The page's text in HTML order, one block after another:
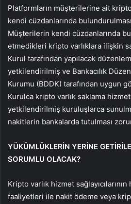
Platformların müşterilerine ait
kendi cüzdanlarında
Müşterilerin kendi cüzdanlarında
etmedikleri kripto varlıklara ilişkin
Kurul tarafından yapılacak
yetkilendirilmiş ve Bankacılık
Kurumu (BDDK) tarafından uygun
Kurulca kripto varlık saklama
yetkilendirilmiş kuruluşlarca
nakitlerin bankalarda tutulması
YÜKÜMLÜKLERİN YERİNE
SORUMLU OLACAK?
Kripto varlık hizmet sağlayıcılarının
faaliyetleri ile nakit ödeme veya